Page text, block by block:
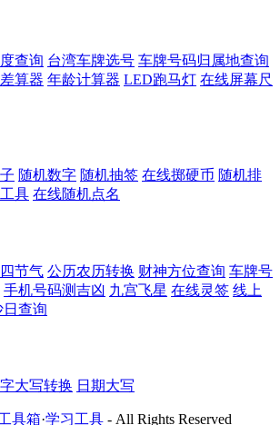
查询 台湾车牌选号 车牌号码归属地查询
算器 年龄计算器 LED跑马灯 在线屏幕尺
随机数字 随机抽签 在线掷硬币 随机排
具 在线随机点名
节气 公历农历转换 财神方位查询 车牌号
手机号码测吉凶 九宫飞星 在线灵签 线上
日查询
大写转换 日期大写
具箱·学习工具 - All Rights Reserved